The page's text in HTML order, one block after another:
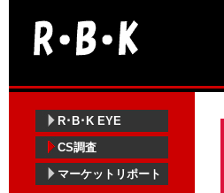
R･B･K EYE
CS調査
マーケットリポート